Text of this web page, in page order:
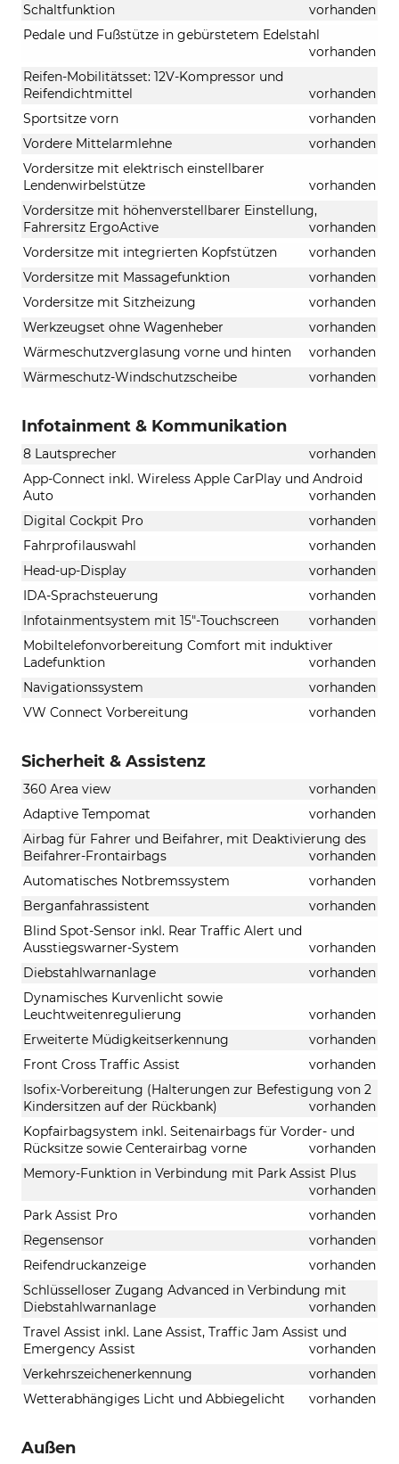
Schaltfunktion
vorhanden
Pedale und Fußstütze in gebürstetem Edelstahl
vorhanden
Reifen-Mobilitätsset: 12V-Kompressor und
Reifendichtmittel
vorhanden
Sportsitze vorn
vorhanden
Vordere Mittelarmlehne
vorhanden
Vordersitze mit elektrisch einstellbarer
Lendenwirbelstütze
vorhanden
Vordersitze mit höhenverstellbarer Einstellung,
Fahrersitz ErgoActive
vorhanden
Vordersitze mit integrierten Kopfstützen
vorhanden
Vordersitze mit Massagefunktion
vorhanden
Vordersitze mit Sitzheizung
vorhanden
Werkzeugset ohne Wagenheber
vorhanden
Wärmeschutzverglasung vorne und hinten
vorhanden
Wärmeschutz-Windschutzscheibe
vorhanden
Infotainment & Kommunikation
8 Lautsprecher
vorhanden
App-Connect inkl. Wireless Apple CarPlay und Android
Auto
vorhanden
Digital Cockpit Pro
vorhanden
Fahrprofilauswahl
vorhanden
Head-up-Display
vorhanden
IDA-Sprachsteuerung
vorhanden
Infotainmentsystem mit 15"-Touchscreen
vorhanden
Mobiltelefonvorbereitung Comfort mit induktiver
Ladefunktion
vorhanden
Navigationssystem
vorhanden
VW Connect Vorbereitung
vorhanden
Sicherheit & Assistenz
360 Area view
vorhanden
Adaptive Tempomat
vorhanden
Airbag für Fahrer und Beifahrer, mit Deaktivierung des
Beifahrer-Frontairbags
vorhanden
Automatisches Notbremssystem
vorhanden
Berganfahrassistent
vorhanden
Blind Spot-Sensor inkl. Rear Traffic Alert und
Ausstiegswarner-System
vorhanden
Diebstahlwarnanlage
vorhanden
Dynamisches Kurvenlicht sowie
Leuchtweitenregulierung
vorhanden
Erweiterte Müdigkeitserkennung
vorhanden
Front Cross Traffic Assist
vorhanden
Isofix-Vorbereitung (Halterungen zur Befestigung von 2
Kindersitzen auf der Rückbank)
vorhanden
Kopfairbagsystem inkl. Seitenairbags für Vorder- und
Rücksitze sowie Centerairbag vorne
vorhanden
Memory-Funktion in Verbindung mit Park Assist Plus
vorhanden
Park Assist Pro
vorhanden
Regensensor
vorhanden
Reifendruckanzeige
vorhanden
Schlüsselloser Zugang Advanced in Verbindung mit
Diebstahlwarnanlage
vorhanden
Travel Assist inkl. Lane Assist, Traffic Jam Assist und
Emergency Assist
vorhanden
Verkehrszeichenerkennung
vorhanden
Wetterabhängiges Licht und Abbiegelicht
vorhanden
Außen